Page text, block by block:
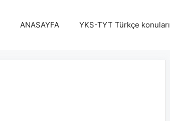
ANASAYFA YKS-TYT Türkçe konuları